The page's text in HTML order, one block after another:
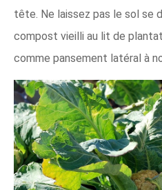
tête. Ne laissez pas le sol se
compost vieilli au lit de
comme pansement latéral à